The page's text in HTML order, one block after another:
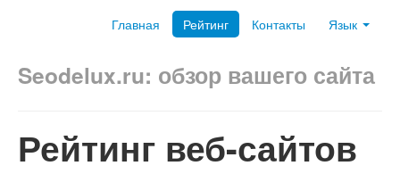
Главная Рейтинг Контакты Язык
Seodelux.ru: обзор вашего сайта
Рейтинг веб-сайтов